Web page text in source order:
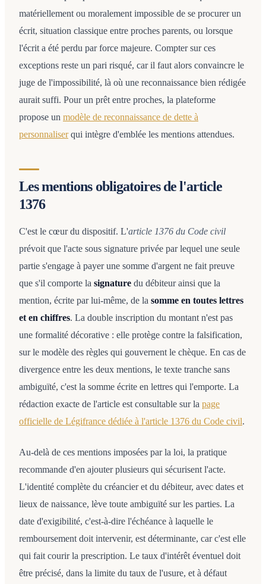
matériellement ou moralement impossible de se procurer un
écrit, situation classique entre proches parents, ou lorsque
l'écrit a été perdu par force majeure. Compter sur ces
exceptions reste un pari risqué, car il faut alors convaincre le
juge de l'impossibilité, là où une reconnaissance bien rédigée
aurait suffi. Pour un prêt entre proches, la plateforme
propose un modèle de reconnaissance de dette à
personnaliserqui intègre d'emblée les mentions attendues.
Les mentions obligatoires de l'article
1376
C'est le cœur du dispositif. L'article 1376 du Code civil
prévoit que l'acte sous signature privée par lequel une seule
partie s'engage à payer une somme d'argent ne fait preuve
que s'il comporte la signature du débiteur ainsi que la
mention, écrite par lui-même, de la somme en toutes lettres
et en chiffres. La double inscription du montant n'est pas
une formalité décorative : elle protège contre la falsification,
sur le modèle des règles qui gouvernent le chèque. En cas de
divergence entre les deux mentions, le texte tranche sans
ambiguïté, c'est la somme écrite en lettres qui l'emporte. La
rédaction exacte de l'article est consultable sur la page
officielle de Légifrance dédiée à l'article 1376 du Code civil.
Au-delà de ces mentions imposées par la loi, la pratique
recommande d'en ajouter plusieurs qui sécurisent l'acte.
L'identité complète du créancier et du débiteur, avec dates et
lieux de naissance, lève toute ambiguïté sur les parties. La
date d'exigibilité, c'est-à-dire l'échéance à laquelle le
remboursement doit intervenir, est déterminante, car c'est elle
qui fait courir la prescription. Le taux d'intérêt éventuel doit
être précisé, dans la limite du taux de l'usure, et à défaut